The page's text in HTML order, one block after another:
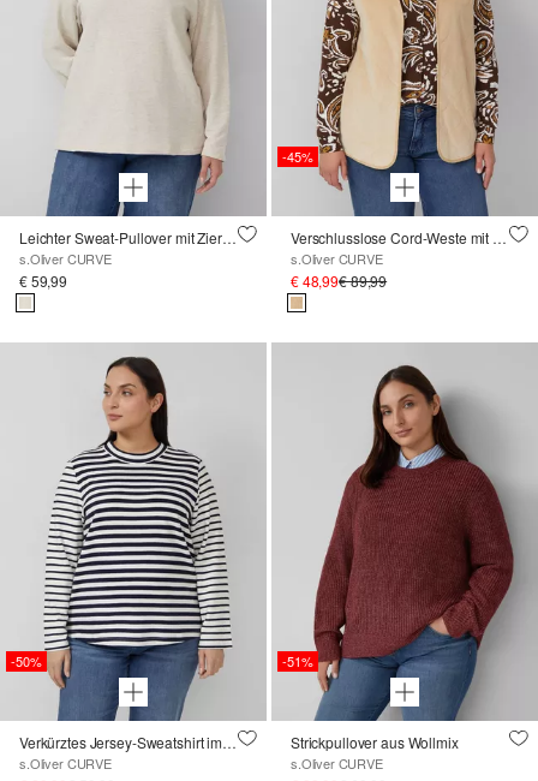
Leichter Sweat-Pullover mit Ziernähten
s.Oliver CURVE
€ 59,99
-45%
Verschlusslose Cord-Weste mit Teddy-Plüsch-Futter
s.Oliver CURVE
€ 48,99€ 89,99
-50%
Verkürztes Jersey-Sweatshirt im Streifenmix
s.Oliver CURVE
-51%
Strickpullover aus Wollmix
s.Oliver CURVE